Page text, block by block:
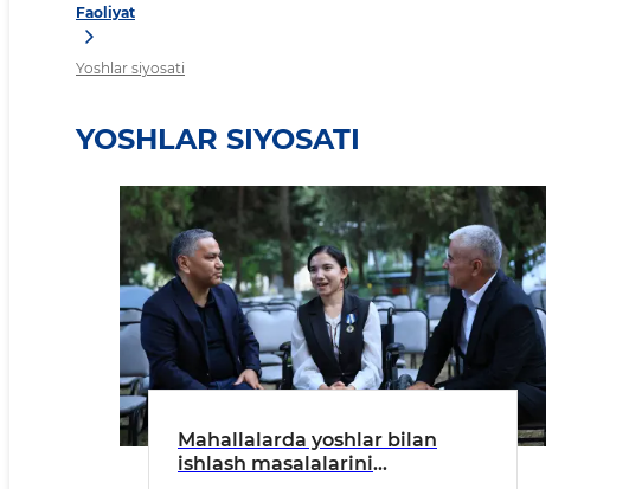
Faoliyat
Yoshlar siyosati
YOSHLAR SIYOSATI
Mahallalarda yoshlar bilan
ishlash masalalarini